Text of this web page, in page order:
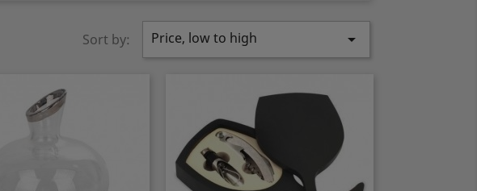
Sort by: Price, low to high 